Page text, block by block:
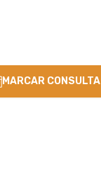
MARCAR CONSULTA